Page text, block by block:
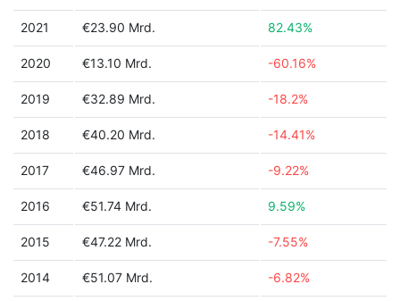
2021 €23.90 Mrd. 82.43%
2020 €13.10 Mrd. -60.16%
2019 €32.89 Mrd. -18.2%
2018 €40.20 Mrd. -14.41%
2017 €46.97 Mrd. -9.22%
2016 €51.74 Mrd. 9.59%
2015 €47.22 Mrd. -7.55%
2014 €51.07 Mrd. -6.82%